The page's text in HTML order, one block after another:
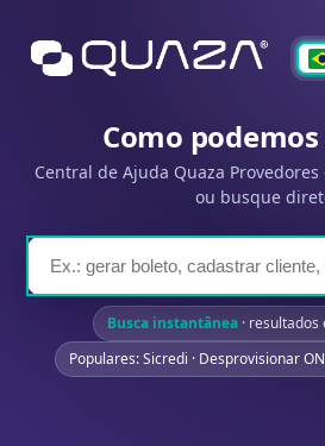
Como
Central de Ajuda Quaza
ou busque
Busca instantânea ·
Populares: Sicredi · Desprovisionar